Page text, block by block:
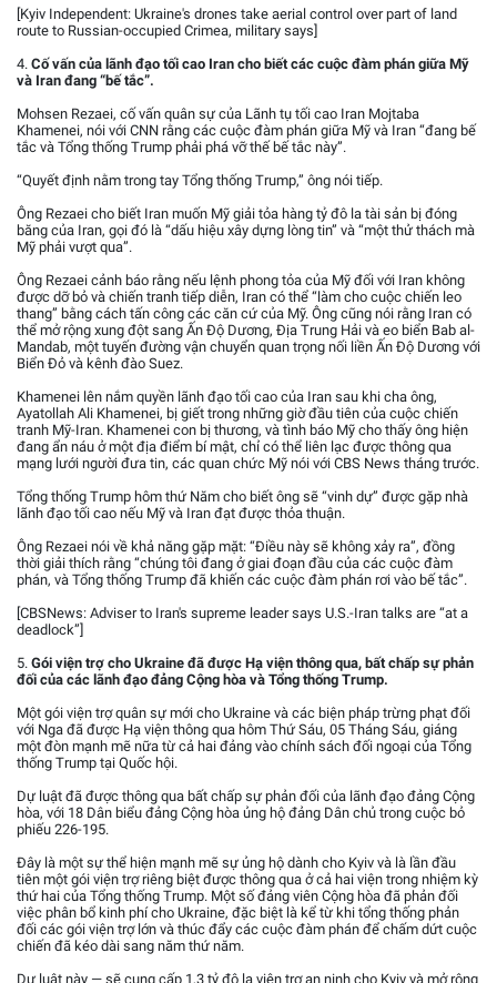
[Kyiv Independent: Ukraine's drones take aerial control over part of land
route to Russian-occupied Crimea, military says]
4. Cố vấn của lãnh đạo tối cao Iran cho biết các cuộc đàm phán giữa Mỹ
và Iran đang “bế tắc”.
Mohsen Rezaei, cố vấn quân sự của Lãnh tụ tối cao Iran Mojtaba
Khamenei, nói với CNN rằng các cuộc đàm phán giữa Mỹ và Iran “đang bế
tắc và Tổng thống Trump phải phá vỡ thế bế tắc này”.
“Quyết định nằm trong tay Tổng thống Trump,” ông nói tiếp.
Ông Rezaei cho biết Iran muốn Mỹ giải tỏa hàng tỷ đô la tài sản bị đóng
băng của Iran, gọi đó là “dấu hiệu xây dựng lòng tin” và “một thử thách mà
Mỹ phải vượt qua”.
Ông Rezaei cảnh báo rằng nếu lệnh phong tỏa của Mỹ đối với Iran không
được dỡ bỏ và chiến tranh tiếp diễn, Iran có thể “làm cho cuộc chiến leo
thang” bằng cách tấn công các căn cứ của Mỹ. Ông cũng nói rằng Iran có
thể mở rộng xung đột sang Ấn Độ Dương, Địa Trung Hải và eo biển Bab al-
Mandab, một tuyến đường vận chuyển quan trọng nối liền Ấn Độ Dương với
Biển Đỏ và kênh đào Suez.
Khamenei lên nắm quyền lãnh đạo tối cao của Iran sau khi cha ông,
Ayatollah Ali Khamenei, bị giết trong những giờ đầu tiên của cuộc chiến
tranh Mỹ-Iran. Khamenei con bị thương, và tình báo Mỹ cho thấy ông hiện
đang ẩn náu ở một địa điểm bí mật, chỉ có thể liên lạc được thông qua
mạng lưới người đưa tin, các quan chức Mỹ nói với CBS News tháng trước.
Tổng thống Trump hôm thứ Năm cho biết ông sẽ “vinh dự” được gặp nhà
lãnh đạo tối cao nếu Mỹ và Iran đạt được thỏa thuận.
Ông Rezaei nói về khả năng gặp mặt: “Điều này sẽ không xảy ra”, đồng
thời giải thích rằng “chúng tôi đang ở giai đoạn đầu của các cuộc đàm
phán, và Tổng thống Trump đã khiến các cuộc đàm phán rơi vào bế tắc”.
[CBSNews: Adviser to Iran's supreme leader says U.S.-Iran talks are “at a
deadlock”]
5. Gói viện trợ cho Ukraine đã được Hạ viện thông qua, bất chấp sự phản
đối của các lãnh đạo đảng Cộng hòa và Tổng thống Trump.
Một gói viện trợ quân sự mới cho Ukraine và các biện pháp trừng phạt đối
với Nga đã được Hạ viện thông qua hôm Thứ Sáu, 05 Tháng Sáu, giáng
một đòn mạnh mẽ nữa từ cả hai đảng vào chính sách đối ngoại của Tổng
thống Trump tại Quốc hội.
Dự luật đã được thông qua bất chấp sự phản đối của lãnh đạo đảng Cộng
hòa, với 18 Dân biểu đảng Cộng hòa ủng hộ đảng Dân chủ trong cuộc bỏ
phiếu 226-195.
Đây là một sự thể hiện mạnh mẽ sự ủng hộ dành cho Kyiv và là lần đầu
tiên một gói viện trợ riêng biệt được thông qua ở cả hai viện trong nhiệm kỳ
thứ hai của Tổng thống Trump. Một số đảng viên Cộng hòa đã phản đối
việc phân bổ kinh phí cho Ukraine, đặc biệt là kể từ khi tổng thống phản
đối các gói viện trợ lớn và thúc đẩy các cuộc đàm phán để chấm dứt cuộc
chiến đã kéo dài sang năm thứ năm.
Dự luật này — sẽ cung cấp 1,3 tỷ đô la viện trợ an ninh cho Kyiv và mở rộng